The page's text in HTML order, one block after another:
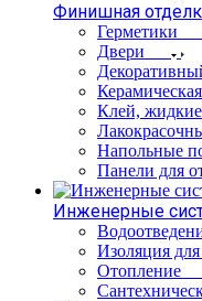
Финишная
Герметики
Двери
Клей, жидкие
Напольные
Панели для
Инженерные
Изоляция
Отопление